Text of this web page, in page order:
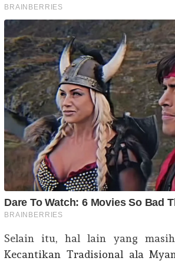
Selain itu, hal lain yang
Kecantikan Tradisional ala